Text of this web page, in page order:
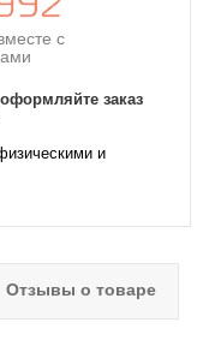
с
заказ
и
Отзывы о товаре